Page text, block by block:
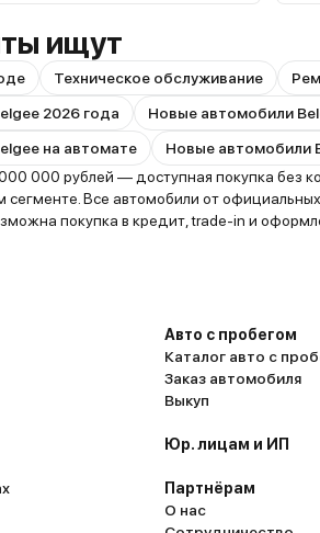
ищут
Техническое обслуживание
2026 года
на автомате
000 рублей — доступная покупка без
Все автомобили от
покупка в кредит, trade-in и
Авто с пробегом
Каталог авто с
Заказ автомобиля
Выкуп
Юр. лицам и ИП
Партнёрам
О нас